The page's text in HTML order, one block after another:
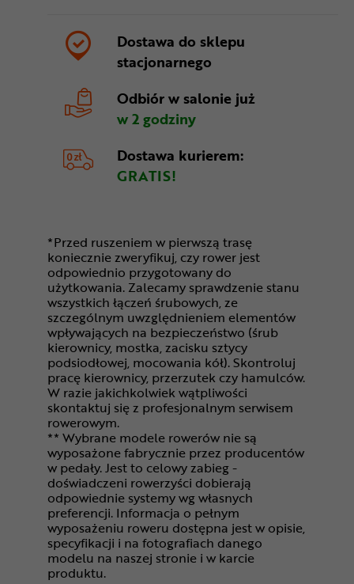
Dostawa do sklepu
stacjonarnego
Odbiór w salonie już
w 2 godziny
Dostawa kurierem:
GRATIS!
*Przed ruszeniem w pierwszą trasę
koniecznie zweryfikuj, czy rower jest
odpowiednio przygotowany do
użytkowania. Zalecamy sprawdzenie stanu
wszystkich łączeń śrubowych, ze
szczególnym uwzględnieniem elementów
wpływających na bezpieczeństwo (śrub
kierownicy, mostka, zacisku sztycy
podsiodłowej, mocowania kół). Skontroluj
pracę kierownicy, przerzutek czy hamulców.
W razie jakichkolwiek wątpliwości
skontaktuj się z profesjonalnym serwisem
rowerowym.
** Wybrane modele rowerów nie są
wyposażone fabrycznie przez producentów
w pedały. Jest to celowy zabieg -
doświadczeni rowerzyści dobierają
odpowiednie systemy wg własnych
preferencji. Informacja o pełnym
wyposażeniu roweru dostępna jest w opisie,
specyfikacji i na fotografiach danego
modelu na naszej stronie i w karcie
produktu.